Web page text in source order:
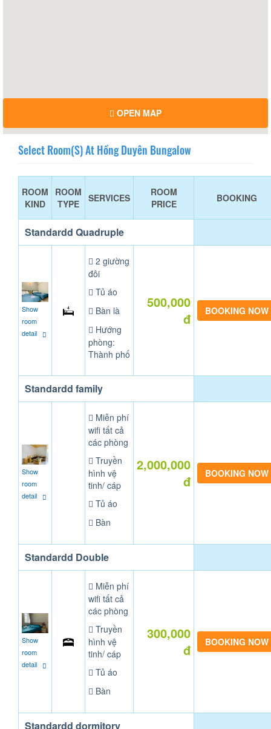
OPEN MAP
Select Room(s) At Hồng Duyên Bungalow
ROOM
KIND
ROOM
TYPE
SERVICES
ROOM
PRICE
BOOKING
Standardd Quadruple
Show
room
detail
2 giường
đôi
Tủ áo
Bàn là
Hướng
phòng:
Thành phố
500,000
đ
Standardd family
Show
room
detail
Miễn phí
wifi tất cả
các phòng
Truyền
hình vệ
tinh/ cáp
Tủ áo
Bàn
2,000,000
đ
Standardd Double
Show
room
detail
Miễn phí
wifi tất cả
các phòng
Truyền
hình vệ
tinh/ cáp
Tủ áo
Bàn
300,000
đ
Standardd dormitory